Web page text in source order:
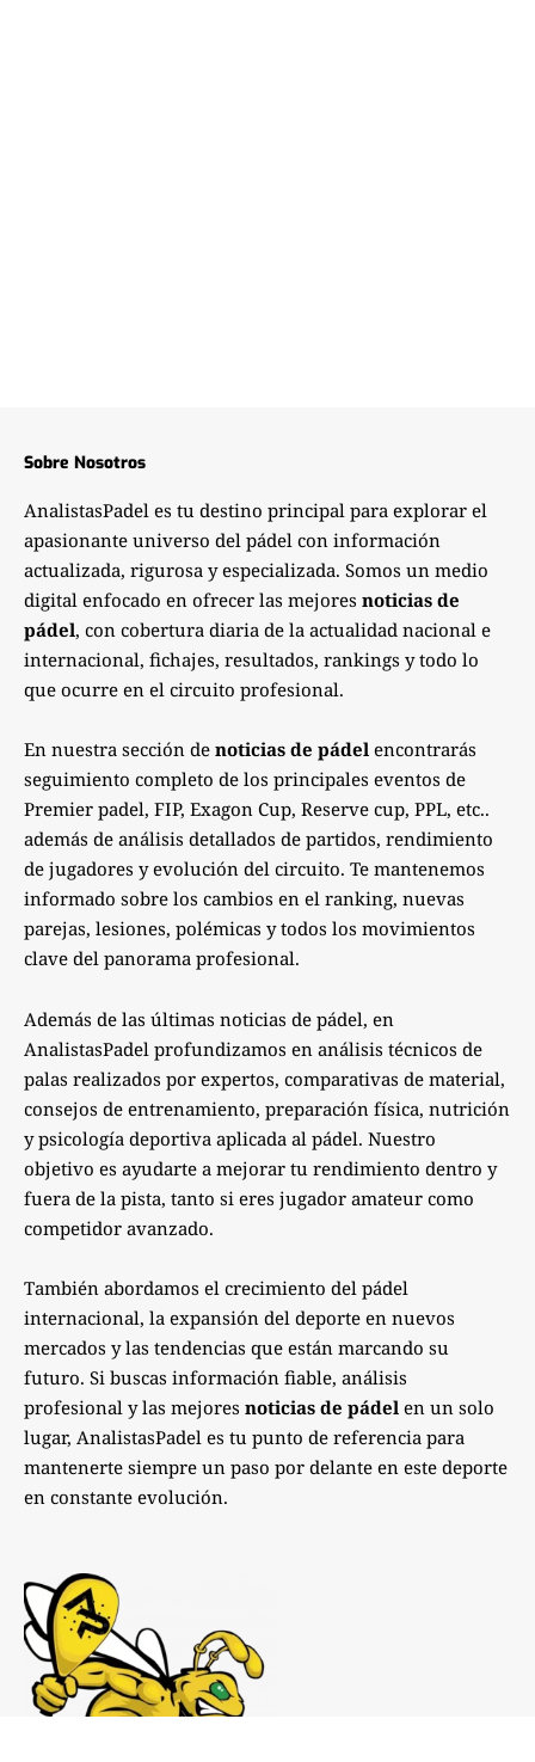
Sobre Nosotros
AnalistasPadel es tu destino principal para explorar el
apasionante universo del pádel con información
actualizada, rigurosa y especializada. Somos un medio
digital enfocado en ofrecer las mejores noticias de
pádel, con cobertura diaria de la actualidad nacional e
internacional, fichajes, resultados, rankings y todo lo
que ocurre en el circuito profesional.
En nuestra sección de noticias de pádel encontrarás
seguimiento completo de los principales eventos de
Premier padel, FIP, Exagon Cup, Reserve cup, PPL, etc..
además de análisis detallados de partidos, rendimiento
de jugadores y evolución del circuito. Te mantenemos
informado sobre los cambios en el ranking, nuevas
parejas, lesiones, polémicas y todos los movimientos
clave del panorama profesional.
Además de las últimas noticias de pádel, en
AnalistasPadel profundizamos en análisis técnicos de
palas realizados por expertos, comparativas de material,
consejos de entrenamiento, preparación física, nutrición
y psicología deportiva aplicada al pádel. Nuestro
objetivo es ayudarte a mejorar tu rendimiento dentro y
fuera de la pista, tanto si eres jugador amateur como
competidor avanzado.
También abordamos el crecimiento del pádel
internacional, la expansión del deporte en nuevos
mercados y las tendencias que están marcando su
futuro. Si buscas información fiable, análisis
profesional y las mejores noticias de pádel en un solo
lugar, AnalistasPadel es tu punto de referencia para
mantenerte siempre un paso por delante en este deporte
en constante evolución.